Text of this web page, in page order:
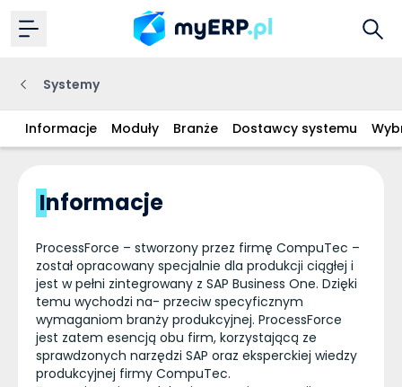
Systemy
Informacje Moduły Branże Dostawcy systemu
Informacje
ProcessForce – stworzony przez firmę CompuTec –
został opracowany specjalnie dla produkcji ciągłej i
jest w pełni zintegrowany z SAP Business One. Dzięki
temu wychodzi na- przeciw specyficznym
wymaganiom branży produkcyjnej. ProcessForce
jest zatem esencją obu firm, korzystającą ze
sprawdzonych narzędzi SAP oraz eksperckiej wiedzy
produkcyjnej firmy CompuTec.